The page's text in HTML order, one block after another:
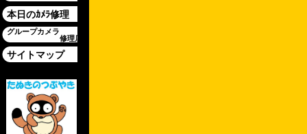
本日のｶﾒﾗ修理
グループカメラ
修理店
サイトマップ